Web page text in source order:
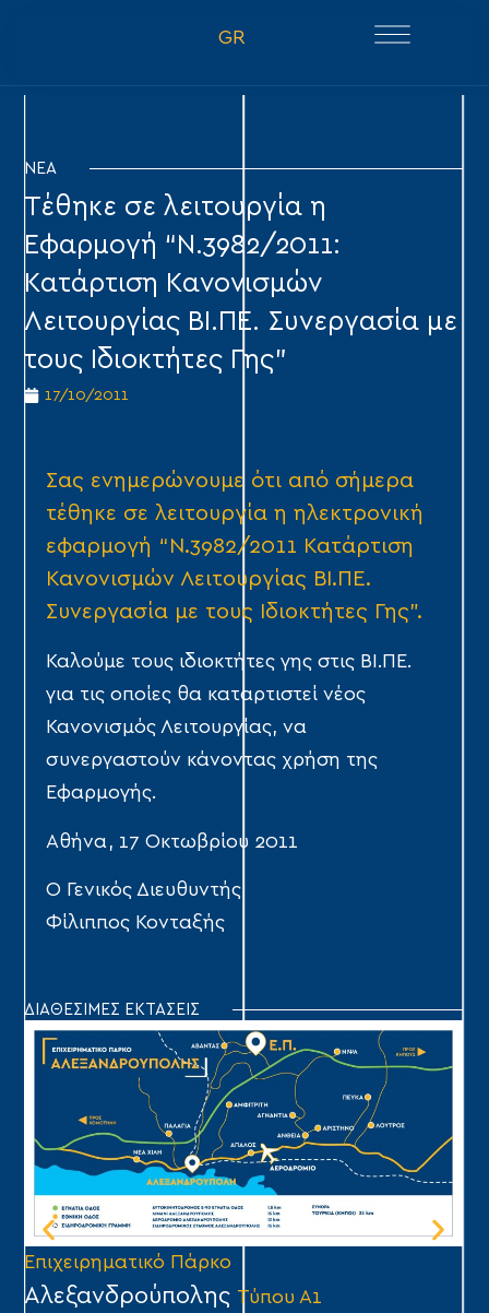
GR
ΝΕΑ
Τέθηκε σε λειτουργία η
Εφαρμογή “Ν.3982/2011:
Κατάρτιση Κανονισμών
Λειτουργίας ΒΙ.ΠΕ. Συνεργασία με
τους Ιδιοκτήτες Γης”
17/10/2011
Σας ενημερώνουμε ότι από σήμερα
τέθηκε σε λειτουργία η ηλεκτρονική
εφαρμογή “Ν.3982/2011 Κατάρτιση
Κανονισμών Λειτουργίας ΒΙ.ΠΕ.
Συνεργασία με τους Ιδιοκτήτες Γης”.
Καλούμε τους ιδιοκτήτες γης στις ΒΙ.ΠΕ.
για τις οποίες θα καταρτιστεί νέος
Κανονισμός Λειτουργίας, να
συνεργαστούν κάνοντας χρήση της
Εφαρμογής.
Αθήνα, 17 Οκτωβρίου 2011
Ο Γενικός Διευθυντής
Φίλιππος Κονταξής
ΔΙΑΘΕΣΙΜΕΣ ΕΚΤΑΣΕΙΣ
Επιχειρηματικό Πάρκο
Αλεξανδρούπολης Τύπου Α1